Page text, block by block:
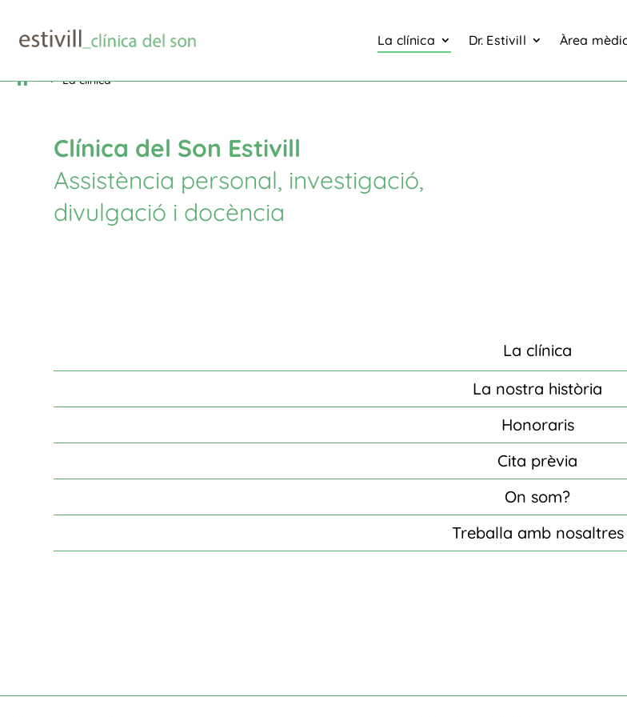
La clínica Dr. Estivill Àrea
$ La clínica
Clínica del Son Estivill
Assistència personal, investigació,
divulgació i docència
La clínica
La nostra història
Honoraris
Cita prèvia
On som?
Treballa amb nosaltres